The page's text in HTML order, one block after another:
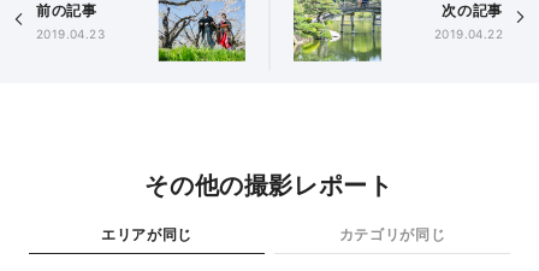
前の記事
2019.04.23
次の記事
2019.04.22
その他の撮影レポート
エリアが同じ カテゴリが同じ